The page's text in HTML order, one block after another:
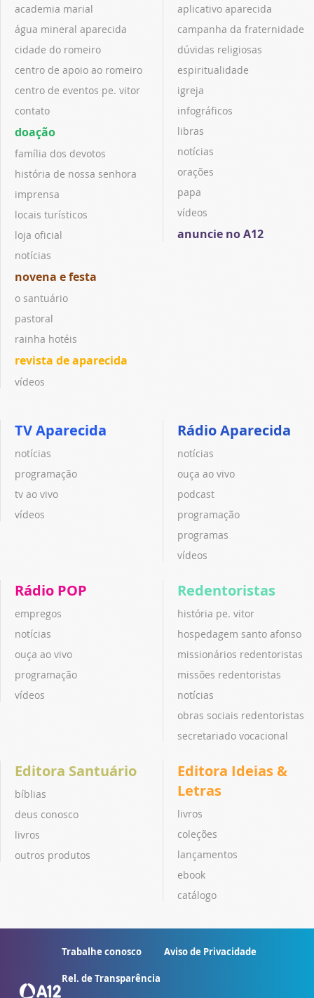
academia marial
água mineral aparecida
cidade do romeiro
centro de apoio ao romeiro
centro de eventos pe. vitor
contato
doação
família dos devotos
história de nossa senhora
imprensa
locais turísticos
loja oficial
notícias
novena e festa
o santuário
pastoral
rainha hotéis
revista de aparecida
vídeos
aplicativo aparecida
campanha da fraternidade
dúvidas religiosas
espiritualidade
igreja
infográficos
libras
notícias
orações
papa
vídeos
anuncie no A12
TV Aparecida
notícias
programação
tv ao vivo
vídeos
Rádio Aparecida
notícias
ouça ao vivo
podcast
programação
programas
vídeos
Rádio POP
empregos
notícias
ouça ao vivo
programação
vídeos
Redentoristas
história pe. vitor
hospedagem santo afonso
missionários redentoristas
missões redentoristas
notícias
obras sociais redentoristas
secretariado vocacional
Editora Santuário
bíblias
deus conosco
livros
outros produtos
Editora Ideias &
Letras
livros
coleções
lançamentos
ebook
catálogo
Trabalhe conosco Aviso de Privacidade
Rel. de Transparência